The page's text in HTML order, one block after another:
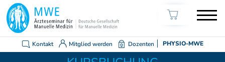
Kontakt Mitglied werden Dozenten PHYSIO-MWE